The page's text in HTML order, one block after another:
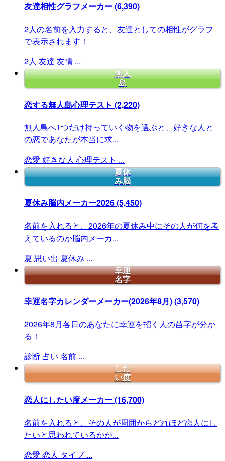
友達相性グラフメーカー(6,390)
2人の名前を入力すると、友達としての相性がグラフ
で表示されます！
2人 友達 友情 ...
無人
島
恋する無人島心理テスト (2,220)
無人島へ1つだけ持っていく物を選ぶと、好きな人と
の恋であなたが本当に求...
恋愛 好きな人 心理テスト ...
夏休
み脳
夏休み脳内メーカー2026(5,450)
名前を入れると、2026年の夏休み中にその人が何を考
えているのか脳内メーカ...
夏 思い出 夏休み ...
幸運
名字
幸運名字カレンダーメーカー(2026年8月)(3,570)
2026年8月各日のあなたに幸運を招く人の苗字が分か
る！
診断 占い 名前 ...
した
い度
恋人にしたい度メーカー(16,700)
名前を入れると、その人が周囲からどれほど恋人にし
たいと思われているかが...
恋愛 恋人 タイプ ...